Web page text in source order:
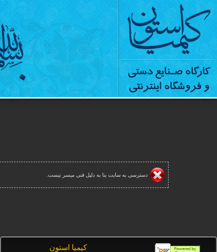
دسترسی به سایت بنا به دلیل فنی میسر نیست.
كيميا استون